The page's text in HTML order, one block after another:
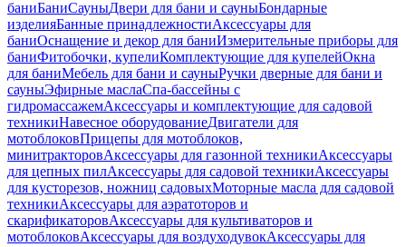
баниБаниСауныДвери для бани и сауныБондарные
изделияБанные принадлежностиАксессуары для
баниОснащение и декор для баниИзмерительные приборы для
баниФитобочки, купелиКомплектующие для купелейОкна
для баниМебель для бани и сауныРучки дверные для бани и
сауныЭфирные маслаСпа-бассейны с
гидромассажемАксессуары и комплектующие для садовой
техникиНавесное оборудованиеДвигатели для
мотоблоковПрицепы для мотоблоков,
минитракторовАксессуары для газонной техникиАксессуары
для цепных пилАксессуары для садовой техникиАксессуары
для кусторезов, ножниц садовыхМоторные масла для садовой
техникиАксессуары для аэратоторов и
скарификаторовАксессуары для культиваторов и
мотоблоковАксессуары для воздуходувокАксессуары для